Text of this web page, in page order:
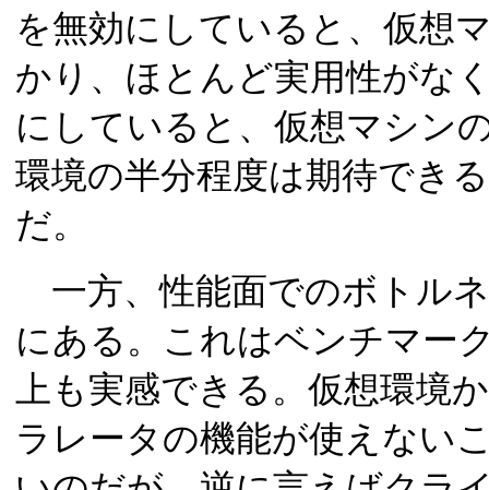
を無効にしていると、仮想
かり、ほとんど実用性がな
にしていると、仮想マシン
環境の半分程度は期待でき
だ。
一方、性能面でのボトル
にある。これはベンチマー
上も実感できる。仮想環境
ラレータの機能が使えない